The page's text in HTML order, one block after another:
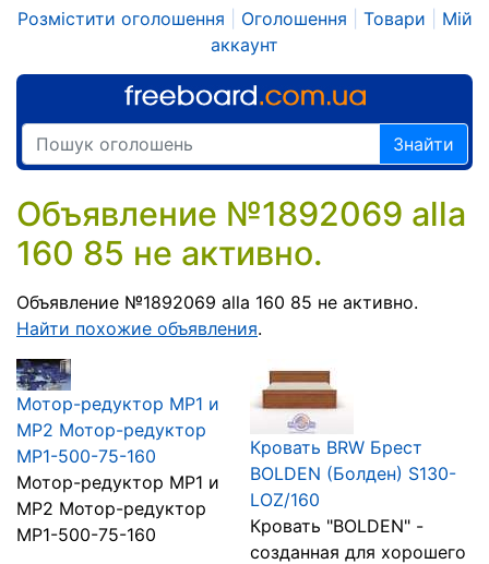
Розмістити оголошення Оголошення Товари
Мій
аккаунт
Знайти
Объявление №1892069 alla
160 85 не активно.
Объявление №1892069 alla 160 85 не активно.
Найти похожие объявления.
Мотор-редуктор МР1 и
МР2 Мотор-редуктор
МР1-500-75-160
Мотор-редуктор МР1 и
МР2 Мотор-редуктор
МР1-500-75-160
Кровать BRW Брест
BOLDEN (Болден) S130-
LOZ/160
Кровать "BOLDEN" -
созданная для хорошего